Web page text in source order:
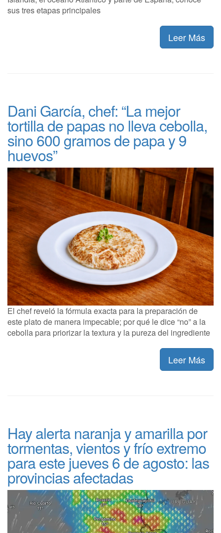
sus tres etapas principales
Leer Más
Dani García, chef: “La mejor
tortilla de papas no lleva cebolla,
sino 600 gramos de papa y 9
huevos”
El chef reveló la fórmula exacta para la preparación de
este plato de manera impecable; por qué le dice “no” a la
cebolla para priorizar la textura y la pureza del ingrediente
Leer Más
Hay alerta naranja y amarilla por
tormentas, vientos y frío extremo
para este jueves 6 de agosto: las
provincias afectadas